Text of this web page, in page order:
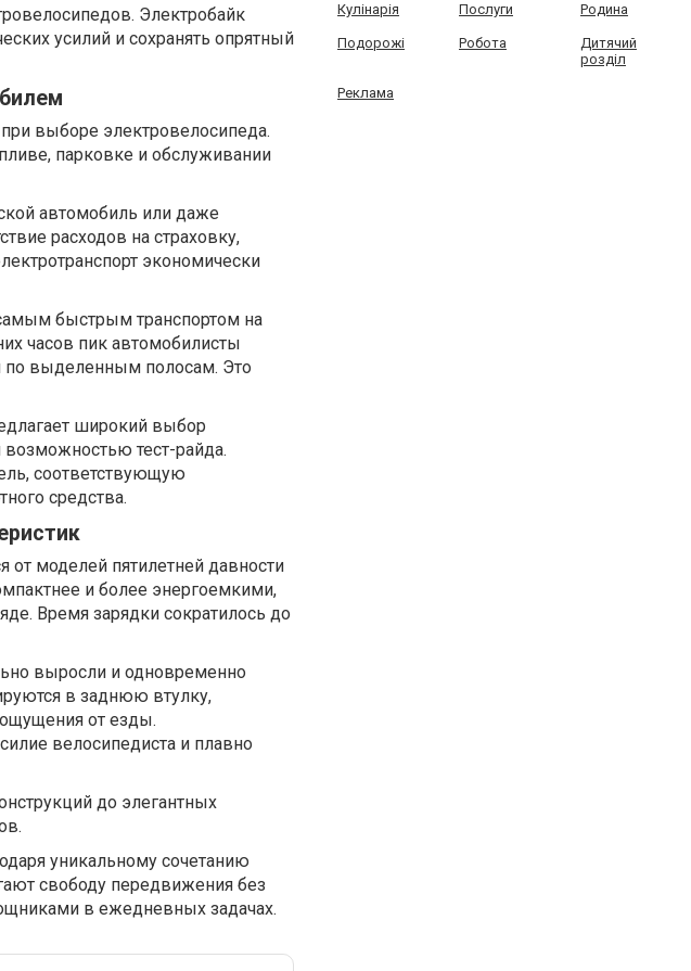
Электробайк
усилий и сохранять опрятный
выборе электровелосипеда.
парковке и обслуживании
автомобиль или даже
расходов на страховку,
экономически
быстрым транспортом на
часов пик автомобилисты
по выделенным полосам. Это
широкий выбор
тест-райда.
соответствующую
средства.
моделей пятилетней давности
и более энергоемкими,
Время зарядки сократилось до
выросли и одновременно
в заднюю втулку,
от езды.
велосипедиста и плавно
до элегантных
уникальному сочетанию
свободу передвижения без
в ежедневных задачах.
Кулінарія Послуги Родина
Подорожі Робота
Дитячий
розділ
Реклама